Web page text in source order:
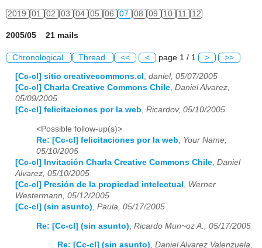
2019 01 02 03 04 05 06 07 08 09 10 11 12
2005/05 21 mails
Chronological Thread << < page 1 / 1 > >>
[Cc-cl] sitio creativecommons.cl , daniel, 05/07/2005
[Cc-cl] Charla Creative Commons Chile, Daniel Alvarez,
05/09/2005
[Cc-cl] felicitaciones por la web, Ricardov, 05/10/2005
<Possible follow-up(s)>
Re: [Cc-cl] felicitaciones por la web, Your Name,
05/10/2005
[Cc-cl] Invitación Charla Creative Commons Chile, Daniel
Alvarez, 05/10/2005
[Cc-cl] Presión de la propiedad intelectual , Werner
Westermann, 05/12/2005
[Cc-cl] (sin asunto), Paula, 05/17/2005
Re: [Cc-cl] (sin asunto) Ricardo Mun~oz A., 05/17/2005
Re: [Cc-cl] (sin asunto), Daniel Alvarez Valenzuela,